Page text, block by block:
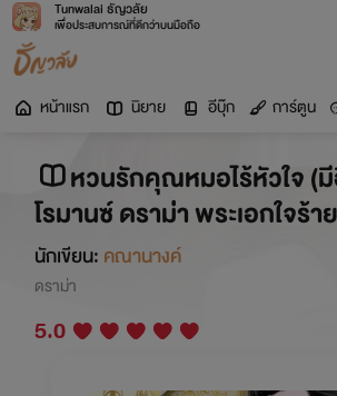
Tunwalai ธัญวลัย
เพื่อประสบการณ์ที่ดีกว่าบนมือถือ
หน้าแรก นิยาย อีบุ๊ก การ์ตูน
หวนรักคุณหมอไร้หัวใจ (
โรมานซ์ ดราม่่า พระเอกใจร้าย
นักเขียน: คณานางค์
ดราม่า
5.0